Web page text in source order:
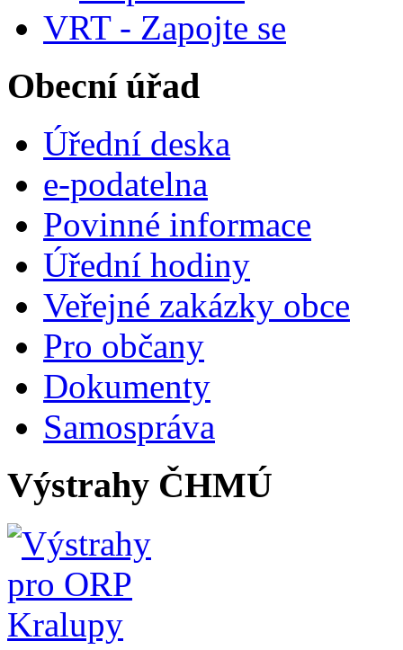
VRT - Zapojte se
Obecní úřad
Úřední deska
e-podatelna
Povinné informace
Úřední hodiny
Veřejné zakázky obce
Pro občany
Dokumenty
Samospráva
Výstrahy ČHMÚ